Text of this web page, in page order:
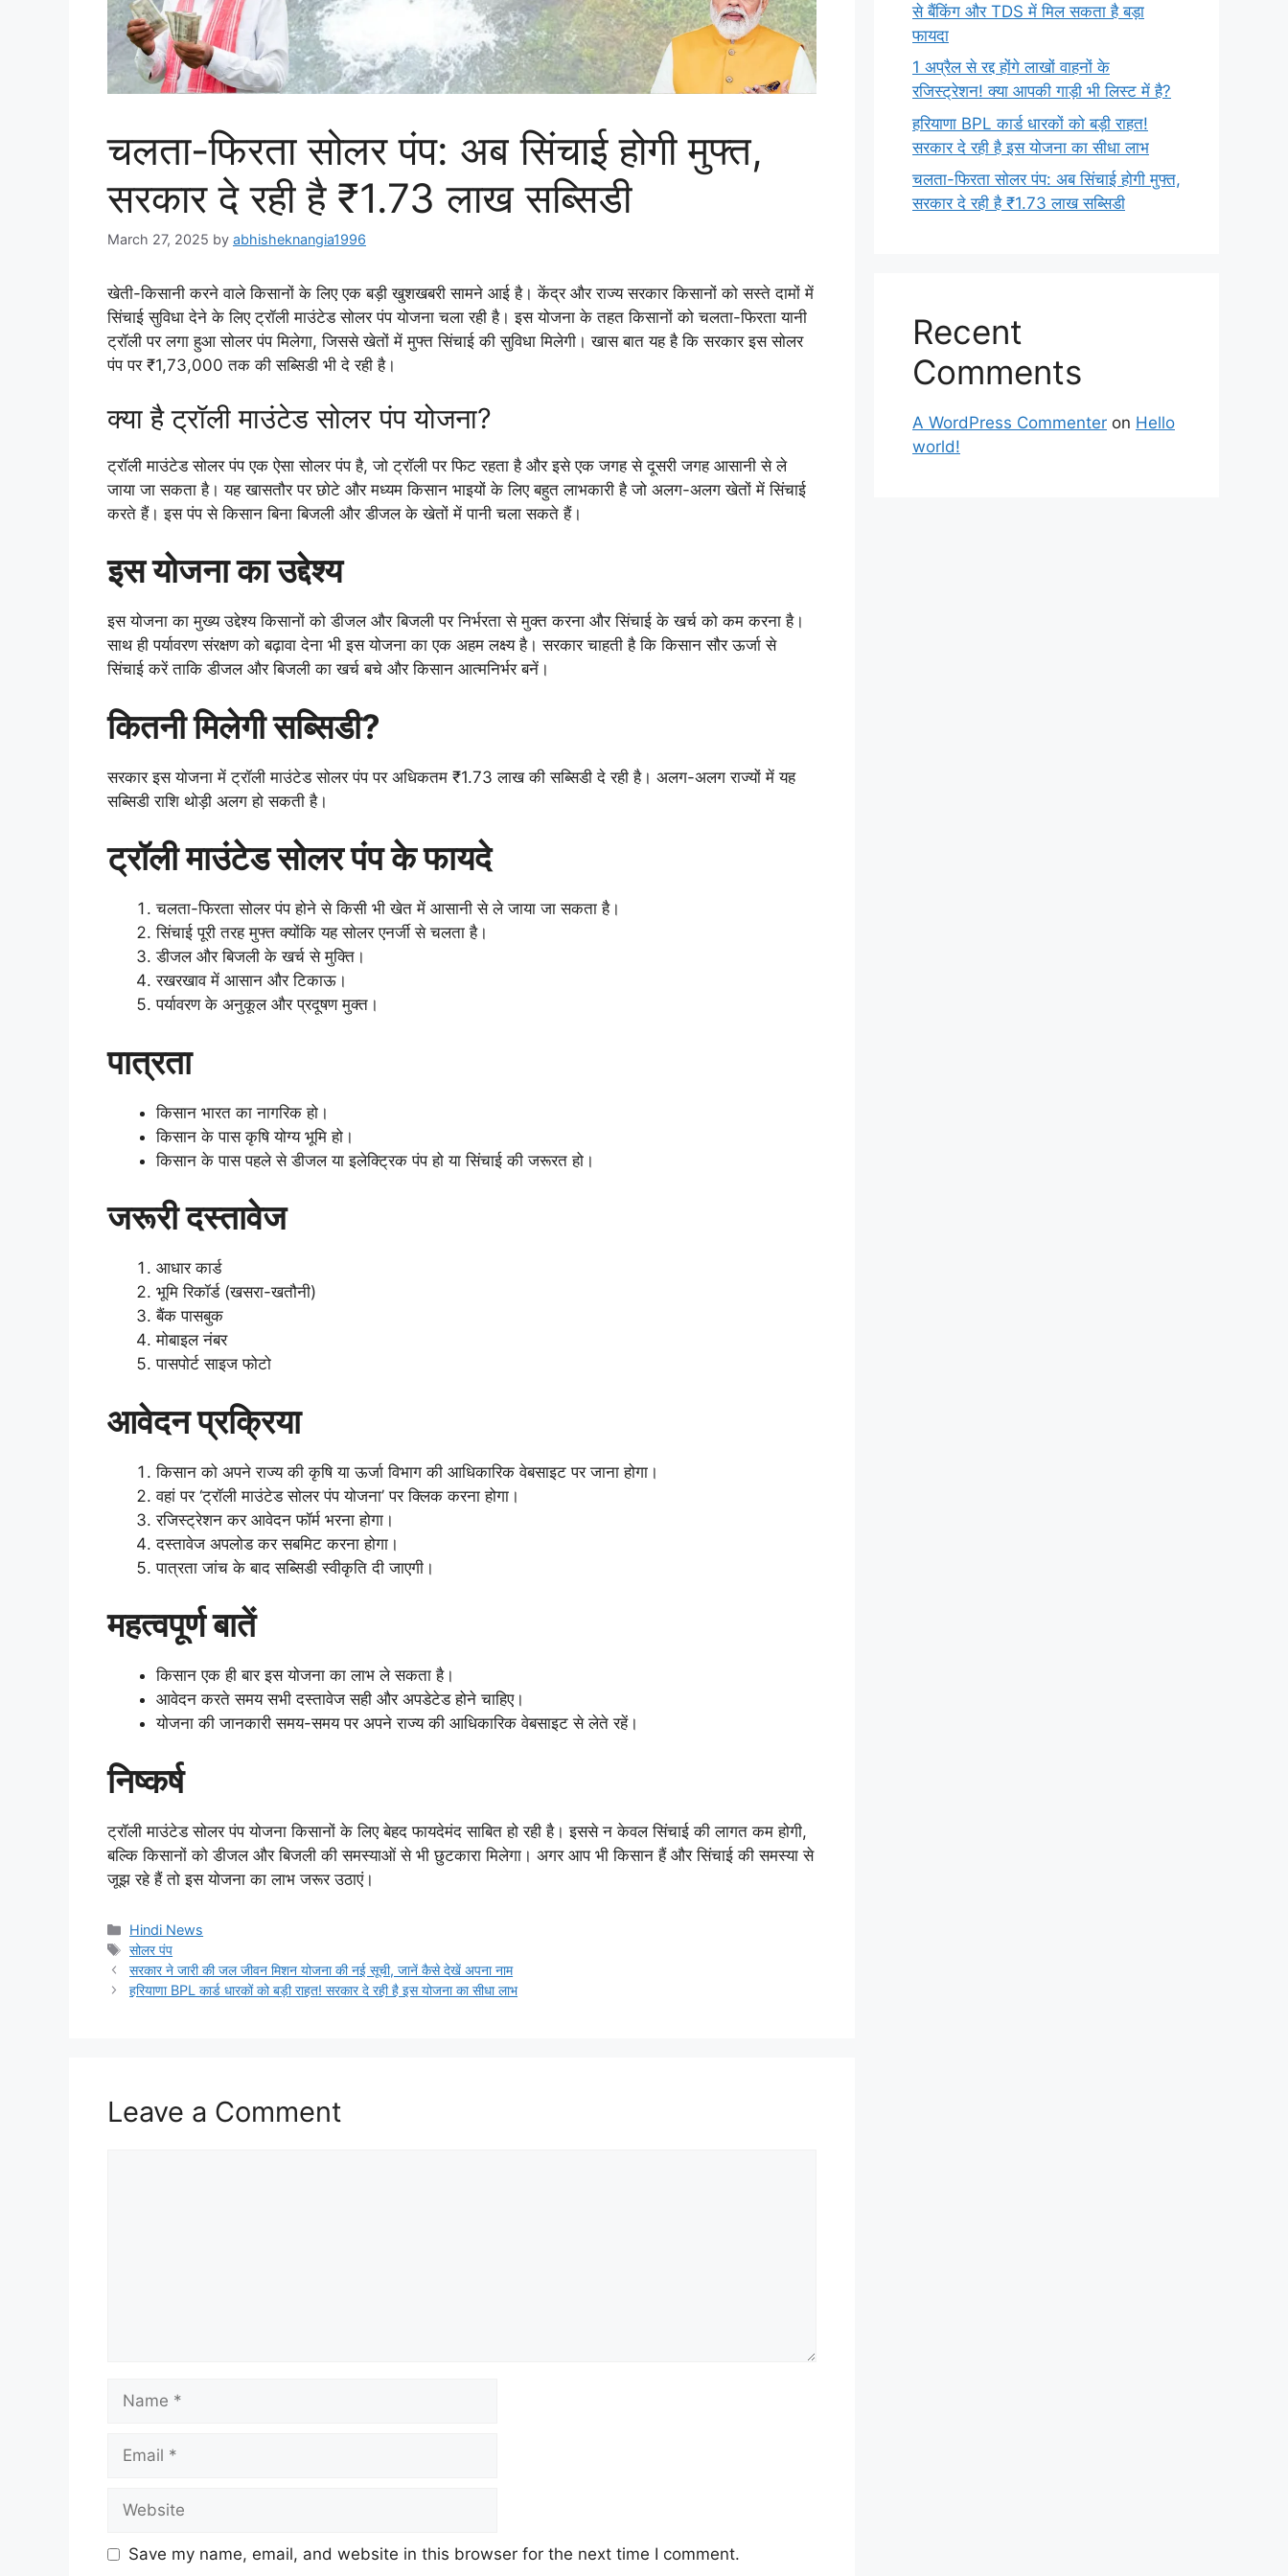
चलता-फिरता सोलर पंप: अब सिंचाई होगी मुफ्त,
सरकार दे रही है ₹1.73 लाख सब्सिडी
March 27, 2025 by abhisheknangia1996
खेती-किसानी करने वाले किसानों के लिए एक बड़ी खुशखबरी सामने आई है। केंद्र और राज्य सरकार किसानों को सस्ते दामों में
सिंचाई सुविधा देने के लिए ट्रॉली माउंटेड सोलर पंप योजना चला रही है। इस योजना के तहत किसानों को चलता-फिरता यानी
ट्रॉली पर लगा हुआ सोलर पंप मिलेगा, जिससे खेतों में मुफ्त सिंचाई की सुविधा मिलेगी। खास बात यह है कि सरकार इस सोलर
पंप पर ₹1,73,000 तक की सब्सिडी भी दे रही है।
क्या है ट्रॉली माउंटेड सोलर पंप योजना?
ट्रॉली माउंटेड सोलर पंप एक ऐसा सोलर पंप है, जो ट्रॉली पर फिट रहता है और इसे एक जगह से दूसरी जगह आसानी से ले
जाया जा सकता है। यह खासतौर पर छोटे और मध्यम किसान भाइयों के लिए बहुत लाभकारी है जो अलग-अलग खेतों में सिंचाई
करते हैं। इस पंप से किसान बिना बिजली और डीजल के खेतों में पानी चला सकते हैं।
इस योजना का उद्देश्य
इस योजना का मुख्य उद्देश्य किसानों को डीजल और बिजली पर निर्भरता से मुक्त करना और सिंचाई के खर्च को कम करना है।
साथ ही पर्यावरण संरक्षण को बढ़ावा देना भी इस योजना का एक अहम लक्ष्य है। सरकार चाहती है कि किसान सौर ऊर्जा से
सिंचाई करें ताकि डीजल और बिजली का खर्च बचे और किसान आत्मनिर्भर बनें।
कितनी मिलेगी सब्सिडी?
सरकार इस योजना में ट्रॉली माउंटेड सोलर पंप पर अधिकतम ₹1.73 लाख की सब्सिडी दे रही है। अलग-अलग राज्यों में यह
सब्सिडी राशि थोड़ी अलग हो सकती है।
ट्रॉली माउंटेड सोलर पंप के फायदे
चलता-फिरता सोलर पंप होने से किसी भी खेत में आसानी से ले जाया जा सकता है।
सिंचाई पूरी तरह मुफ्त क्योंकि यह सोलर एनर्जी से चलता है।
डीजल और बिजली के खर्च से मुक्ति।
रखरखाव में आसान और टिकाऊ।
पर्यावरण के अनुकूल और प्रदूषण मुक्त।
पात्रता
किसान भारत का नागरिक हो।
किसान के पास कृषि योग्य भूमि हो।
किसान के पास पहले से डीजल या इलेक्ट्रिक पंप हो या सिंचाई की जरूरत हो।
जरूरी दस्तावेज
आधार कार्ड
भूमि रिकॉर्ड (खसरा-खतौनी)
बैंक पासबुक
मोबाइल नंबर
पासपोर्ट साइज फोटो
आवेदन प्रक्रिया
किसान को अपने राज्य की कृषि या ऊर्जा विभाग की आधिकारिक वेबसाइट पर जाना होगा।
वहां पर ‘ट्रॉली माउंटेड सोलर पंप योजना’ पर क्लिक करना होगा।
रजिस्ट्रेशन कर आवेदन फॉर्म भरना होगा।
दस्तावेज अपलोड कर सबमिट करना होगा।
पात्रता जांच के बाद सब्सिडी स्वीकृति दी जाएगी।
महत्वपूर्ण बातें
किसान एक ही बार इस योजना का लाभ ले सकता है।
आवेदन करते समय सभी दस्तावेज सही और अपडेटेड होने चाहिए।
योजना की जानकारी समय-समय पर अपने राज्य की आधिकारिक वेबसाइट से लेते रहें।
निष्कर्ष
ट्रॉली माउंटेड सोलर पंप योजना किसानों के लिए बेहद फायदेमंद साबित हो रही है। इससे न केवल सिंचाई की लागत कम होगी,
बल्कि किसानों को डीजल और बिजली की समस्याओं से भी छुटकारा मिलेगा। अगर आप भी किसान हैं और सिंचाई की समस्या से
जूझ रहे हैं तो इस योजना का लाभ जरूर उठाएं।
Categories
Hindi News
Tags
सोलर पंप
सरकार ने जारी की जल जीवन मिशन योजना की नई सूची, जानें कैसे देखें अपना नाम
हरियाणा BPL कार्ड धारकों को बड़ी राहत! सरकार दे रही है इस योजना का सीधा लाभ
Leave a Comment
Save my name, email, and website in this browser for the next time I comment.
से बैंकिंग और TDS में मिल सकता है बड़ा
फायदा
1 अप्रैल से रद्द होंगे लाखों वाहनों के
रजिस्ट्रेशन! क्या आपकी गाड़ी भी लिस्ट में है?
हरियाणा BPL कार्ड धारकों को बड़ी राहत!
सरकार दे रही है इस योजना का सीधा लाभ
चलता-फिरता सोलर पंप: अब सिंचाई होगी मुफ्त,
सरकार दे रही है ₹1.73 लाख सब्सिडी
Recent
Comments
A WordPress Commenter on Hello
world!